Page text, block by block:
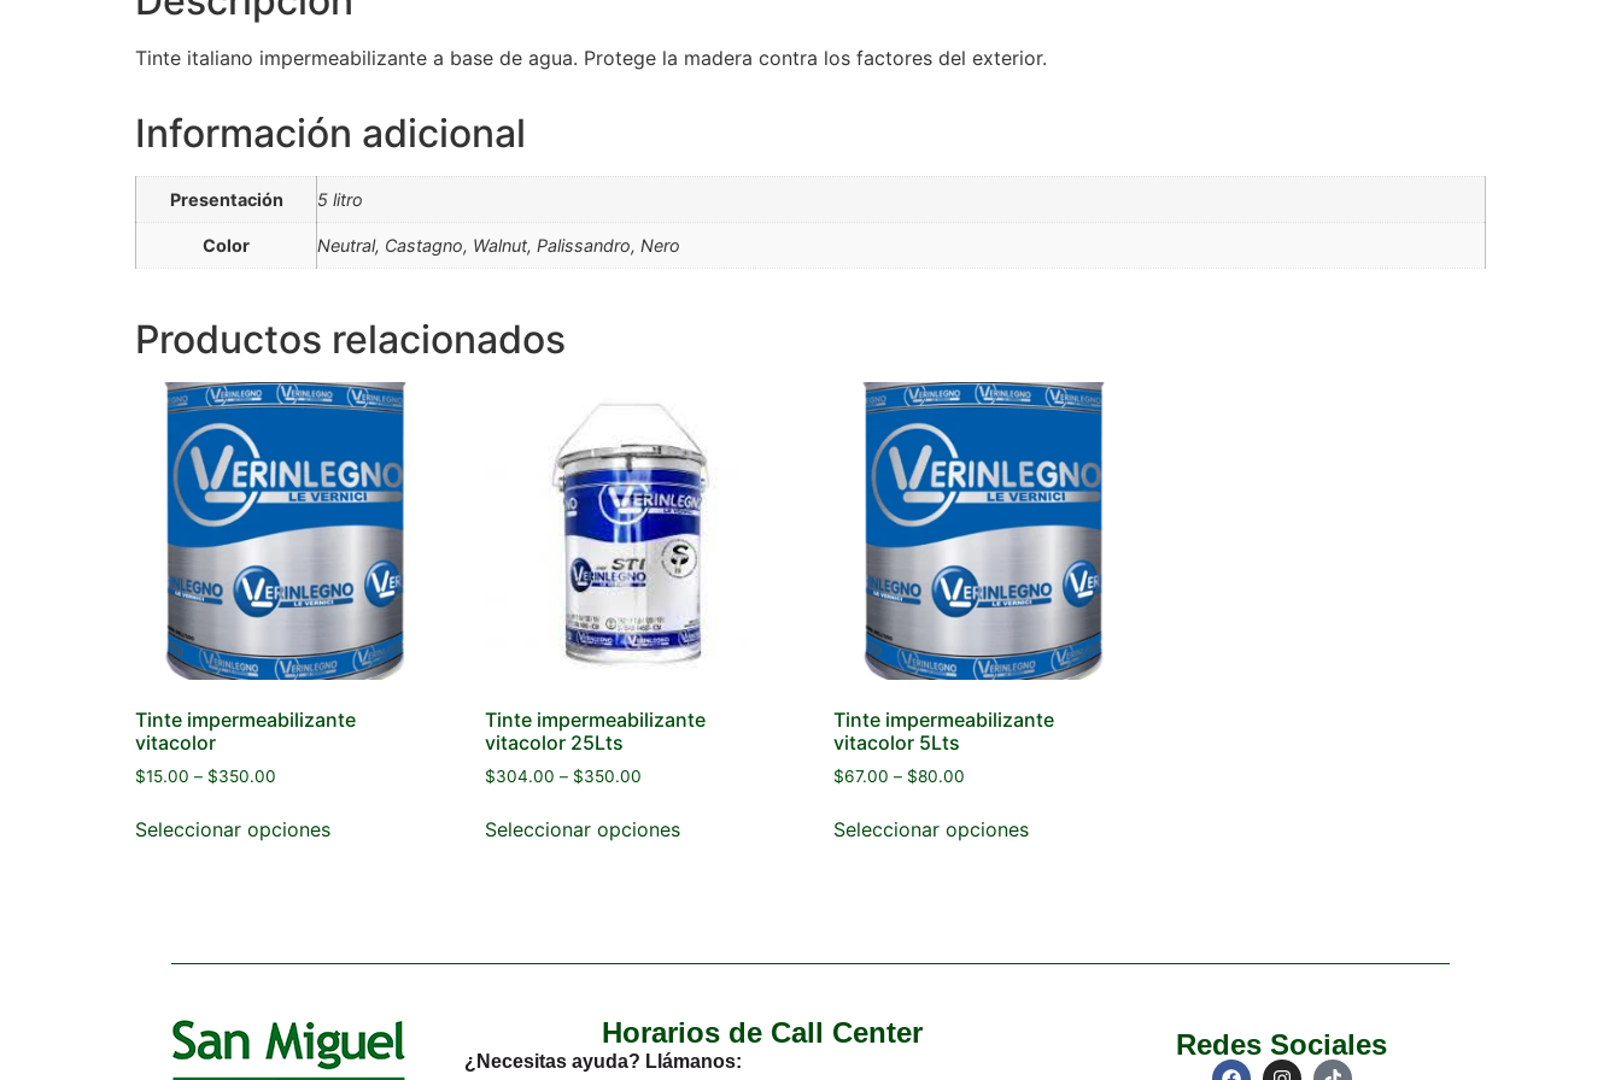
Tinte italiano impermeabilizante a base de agua. Protege la madera contra los factores del exterior.
Información adicional
Presentación 5 litro
Color Neutral, Castagno, Walnut, Palissandro, Nero
Productos relacionados
Tinte impermeabilizante
vitacolor
$15.00 – $350.00
Seleccionar opciones
Tinte impermeabilizante
vitacolor 25Lts
$304.00 – $350.00
Seleccionar opciones
Tinte impermeabilizante
vitacolor 5Lts
$67.00 – $80.00
Seleccionar opciones
Horarios de Call Center
¿Necesitas ayuda? Llámanos:
Redes Sociales